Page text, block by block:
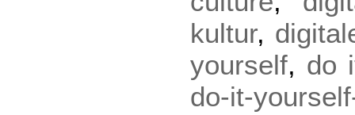
kultur,
yourself, do
do-it-